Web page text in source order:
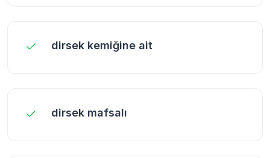
dirsek kemiğine ait
dirsek mafsalı